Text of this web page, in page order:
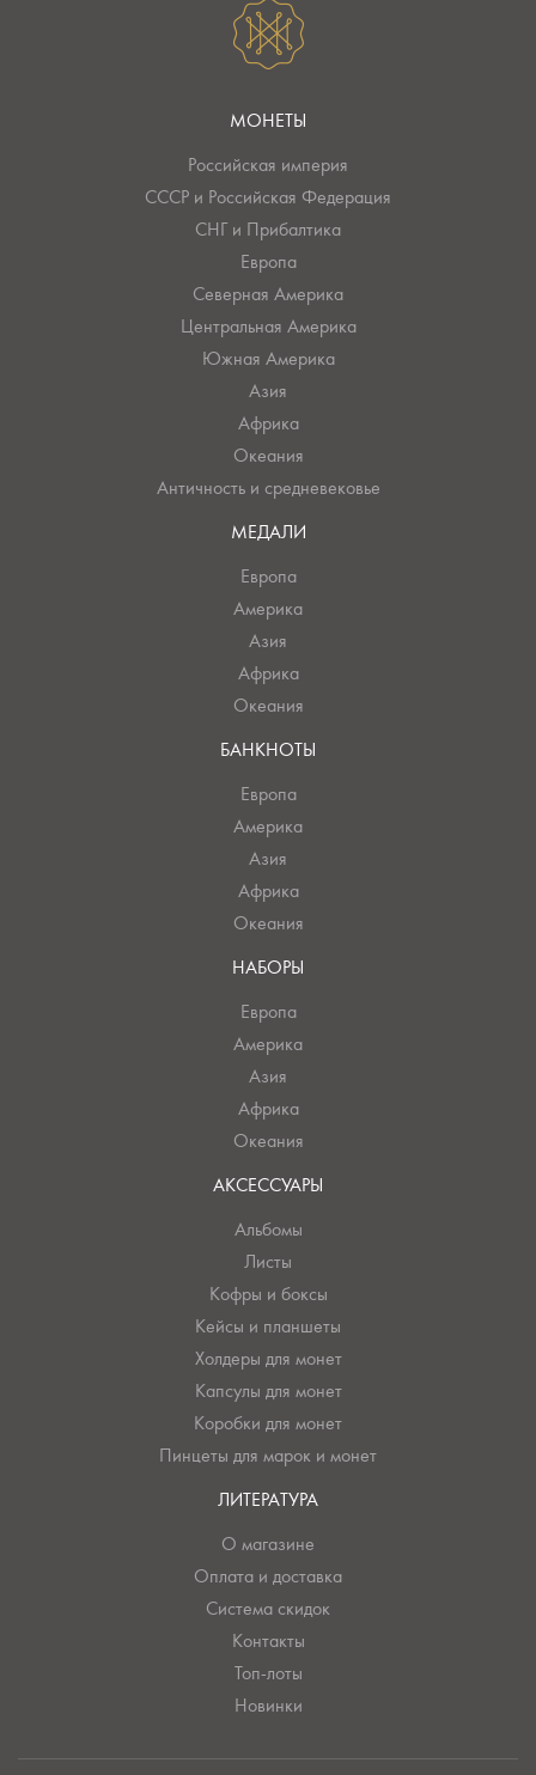
МОНЕТЫ
Российская империя
СССР и Российская Федерация
СНГ и Прибалтика
Европа
Северная Америка
Центральная Америка
Южная Америка
Азия
Африка
Океания
Античность и средневековье
МЕДАЛИ
Европа
Америка
Азия
Африка
Океания
БАНКНОТЫ
Европа
Америка
Азия
Африка
Океания
НАБОРЫ
Европа
Америка
Азия
Африка
Океания
АКСЕССУАРЫ
Альбомы
Листы
Кофры и боксы
Кейсы и планшеты
Холдеры для монет
Капсулы для монет
Коробки для монет
Пинцеты для марок и монет
ЛИТЕРАТУРА
О магазине
Оплата и доставка
Система скидок
Контакты
Топ-лоты
Новинки